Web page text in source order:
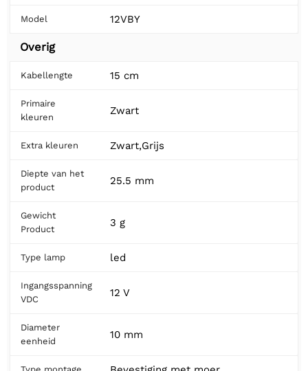
Model 12VBY
Overig
Kabellengte 15 cm
Primaire
kleuren
Zwart
Extra kleuren Zwart,Grijs
Diepte van het
product
25.5 mm
Gewicht
Product
3 g
Type lamp led
Ingangsspanning
VDC
12 V
Diameter
eenheid
10 mm